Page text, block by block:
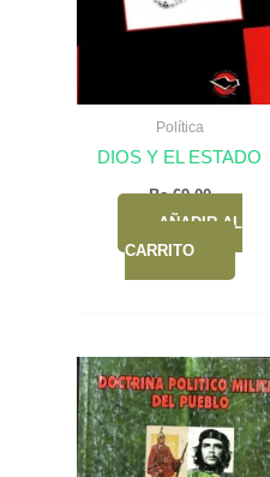
Política
DIOS Y EL ESTADO
Bs.69,00
AÑADIR AL
CARRITO